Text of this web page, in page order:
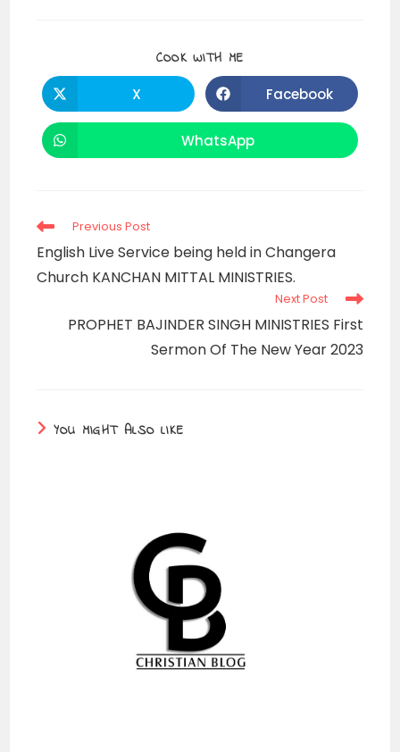
COOK WITH ME
Opens
in
a
X Opens
in
a
Facebook
Opens
in
WhatsApp
Read
articles
Previous Post
English Live Service being held in Changera
Church KANCHAN MITTAL MINISTRIES.
Next Post
PROPHET BAJINDER SINGH MINISTRIES First
Sermon Of The New Year 2023
YOU MIGHT ALSO LIKE